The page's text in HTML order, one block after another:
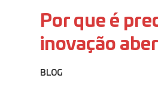
Por que é
inovação
BLOG